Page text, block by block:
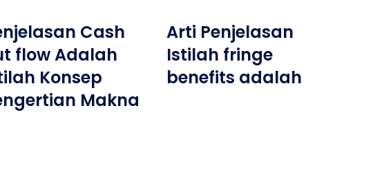
Cash
flow Adalah
Konsep
Makna
Arti Penjelasan
Istilah fringe
benefits adalah